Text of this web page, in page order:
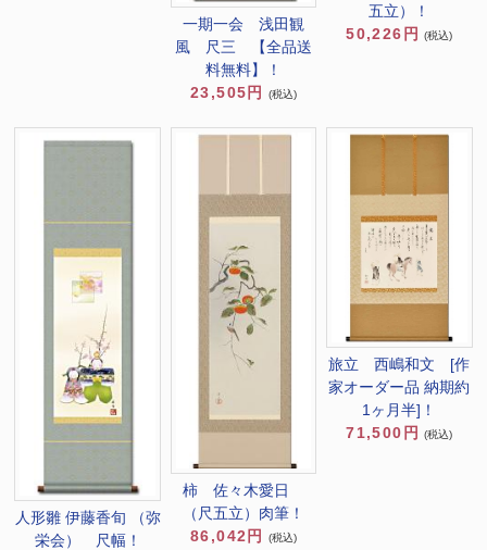
一期一会 浅田観
風 尺三 【全品送
料無料】！
23,505円
(税込)
五立）！
50,226円
(税込)
人形雛 伊藤香旬 （弥
栄会） 尺幅！
柿 佐々木愛日
（尺五立）肉筆！
86,042円
(税込)
旅立 西嶋和文 [作
家オーダー品 納期約
1ヶ月半]！
71,500円
(税込)